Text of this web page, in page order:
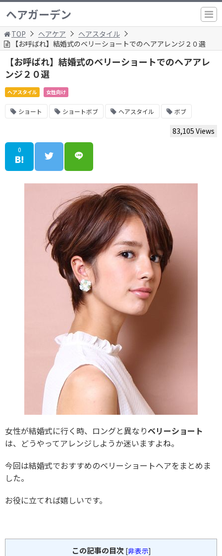
ヘアガーデン
TOP ヘアケア
ヘアスタイル
【お呼ばれ】結婚式のベリーショートでのヘアアレンジ２０選
【お呼ばれ】結婚式のベリーショートでのヘアアレ
ンジ２０選
ヘアスタイル 女性向け
ショート ショートボブ ヘアスタイル ボブ
83,105 Views
0
女性が結婚式に行く時、ロングと異なりベリーショート
は、どうやってアレンジしようか迷いますよね。
今回は結婚式でおすすめのベリーショートヘアをまとめま
した。
お役に立てれば嬉しいです。
この記事の目次 [非表示]